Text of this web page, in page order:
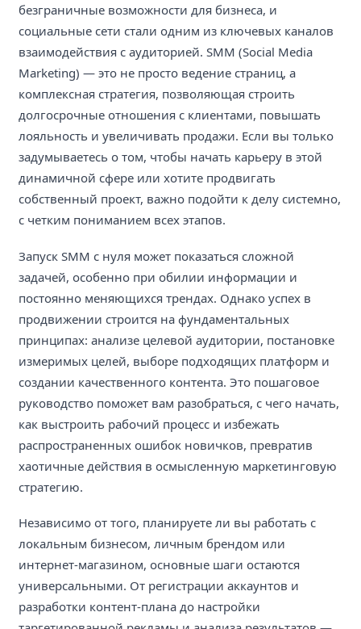
безграничные возможности для бизнеса, и
социальные сети стали одним из ключевых каналов
взаимодействия с аудиторией. SMM (Social Media
Marketing) — это не просто ведение страниц, а
комплексная стратегия, позволяющая строить
долгосрочные отношения с клиентами, повышать
лояльность и увеличивать продажи. Если вы только
задумываетесь о том, чтобы начать карьеру в этой
динамичной сфере или хотите продвигать
собственный проект, важно подойти к делу системно,
с четким пониманием всех этапов.
Запуск SMM с нуля может показаться сложной
задачей, особенно при обилии информации и
постоянно меняющихся трендах. Однако успех в
продвижении строится на фундаментальных
принципах: анализе целевой аудитории, постановке
измеримых целей, выборе подходящих платформ и
создании качественного контента. Это пошаговое
руководство поможет вам разобраться, с чего начать,
как выстроить рабочий процесс и избежать
распространенных ошибок новичков, превратив
хаотичные действия в осмысленную маркетинговую
стратегию.
Независимо от того, планируете ли вы работать с
локальным бизнесом, личным брендом или
интернет-магазином, основные шаги остаются
универсальными. От регистрации аккаунтов и
разработки контент-плана до настройки